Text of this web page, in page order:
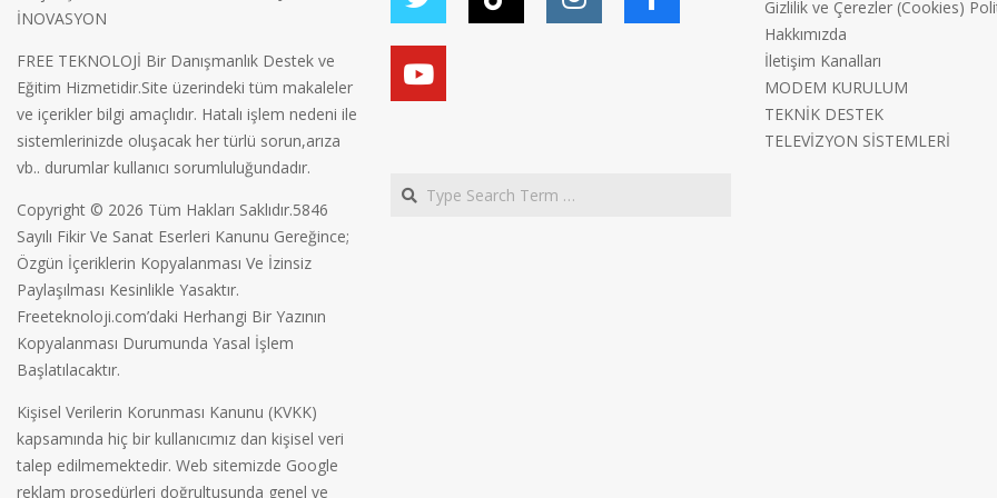
İNOVASYON
FREE TEKNOLOJİ Bir Danışmanlık Destek ve
Eğitim Hizmetidir.Site üzerindeki tüm makaleler
ve içerikler bilgi amaçlıdır. Hatalı işlem nedeni ile
sistemlerinizde oluşacak her türlü sorun,arıza
vb.. durumlar kullanıcı sorumluluğundadır.
Copyright © 2026 Tüm Hakları Saklıdır.5846
Sayılı Fikir Ve Sanat Eserleri Kanunu Gereğince;
Özgün İçeriklerin Kopyalanması Ve İzinsiz
Paylaşılması Kesinlikle Yasaktır.
Freeteknoloji.com’daki Herhangi Bir Yazının
Kopyalanması Durumunda Yasal İşlem
Başlatılacaktır.
Kişisel Verilerin Korunması Kanunu (KVKK)
kapsamında hiç bir kullanıcımız dan kişisel veri
talep edilmemektedir. Web sitemizde Google
reklam prosedürleri doğrultusunda genel ve
Search
Gizlilik ve Çerezler (Cookies)
Hakkımızda
İletişim Kanalları
MODEM KURULUM
TEKNİK DESTEK
TELEVİZYON SİSTEMLERİ